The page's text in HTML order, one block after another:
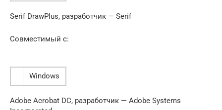
Serif DrawPlus, разработчик — Serif
Совместимый с:
Windows
Adobe Acrobat DC, разработчик — Adobe Systems